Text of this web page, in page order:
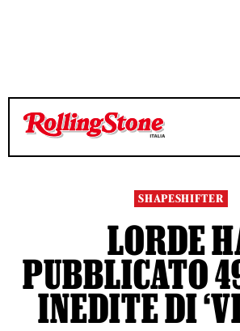
SHAPESHIFTER
LORDE
PUBBLICATO
INEDITE DI